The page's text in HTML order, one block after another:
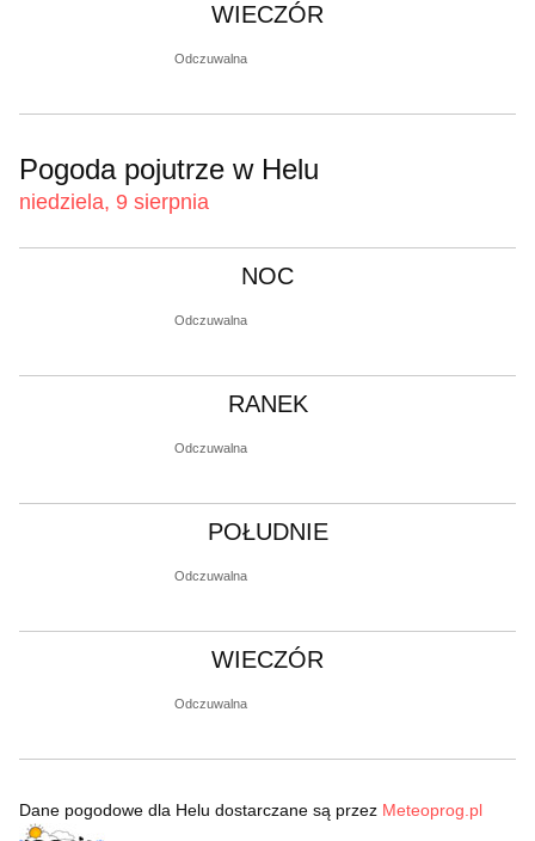
WIECZÓR
Odczuwalna
Pogoda pojutrze w Helu
niedziela, 9 sierpnia
NOC
Odczuwalna
RANEK
Odczuwalna
POŁUDNIE
Odczuwalna
WIECZÓR
Odczuwalna
Dane pogodowe dla Helu dostarczane są przez Meteoprog.pl